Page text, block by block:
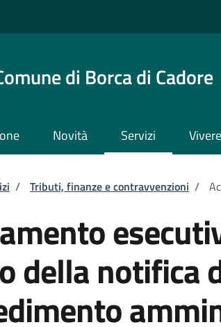
di Borca di Cadore
Novità Servizi
di pane
/ Tributi, finanze e contravvenzioni /
della notifica